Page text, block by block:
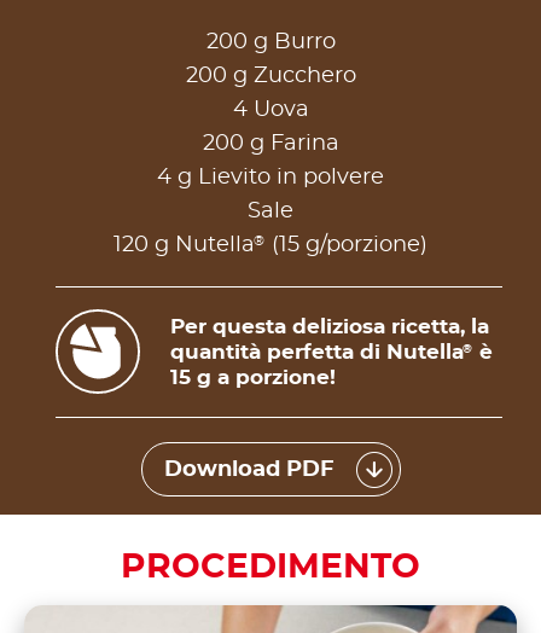
200 g Burro
200 g Zucchero
4 Uova
200 g Farina
4 g Lievito in polvere
Sale
120 g Nutella® (15 g/porzione)
Per questa deliziosa ricetta, la
quantità perfetta di Nutella®
è
15 g a porzione!
Download PDF
PROCEDIMENTO